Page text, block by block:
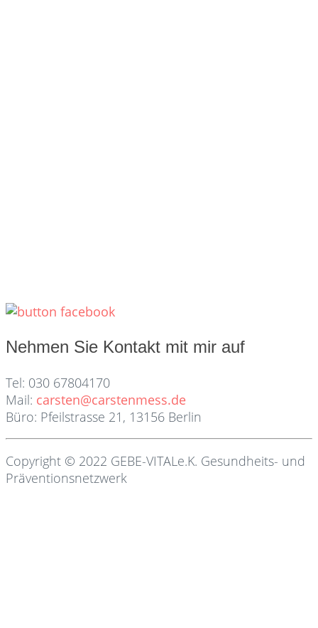
Nehmen Sie Kontakt mit mir auf
Tel: 030 67804170
Mail: carsten@carstenmess.de
Büro: Pfeilstrasse 21, 13156 Berlin
Copyright © 2022 GEBE-VITALe.K. Gesundheits- und
Präventionsnetzwerk